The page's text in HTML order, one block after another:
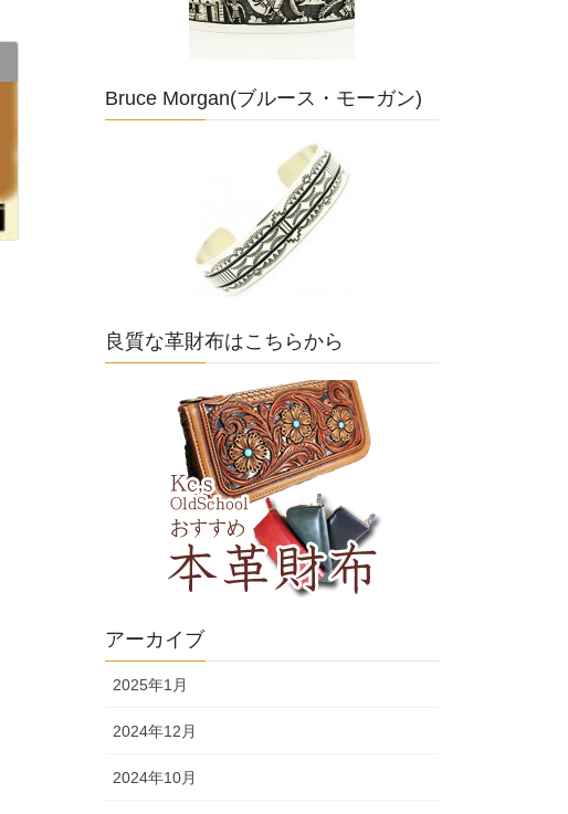
Bruce Morgan(ブルース・モーガン)
良質な革財布はこちらから
アーカイブ
2025年1月
2024年12月
2024年10月